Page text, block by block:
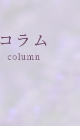
コラム
column